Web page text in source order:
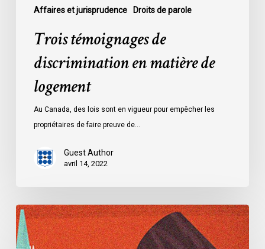
Affaires et jurisprudence Droits de parole
Trois témoignages de
discrimination en matière de
logement
Au Canada, des lois sont en vigueur pour empêcher les
propriétaires de faire preuve de…
Guest Author
avril 14, 2022
Dossier
:
La